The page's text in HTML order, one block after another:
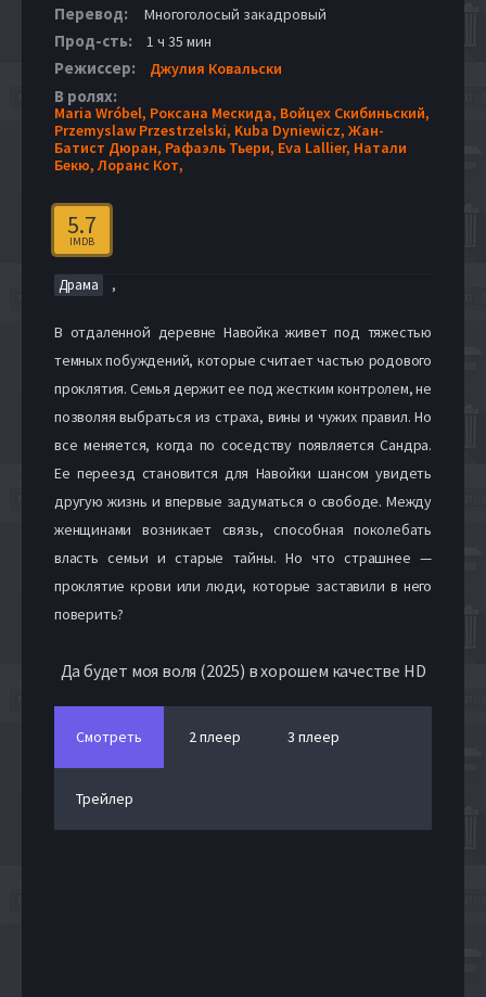
Перевод: Многоголосый закадровый
Прод-сть: 1 ч 35 мин
Режиссер: Джулия Ковальски
В ролях:
Maria Wróbel, Роксана Мескида, Войцех Скибиньский,
Przemyslaw Przestrzelski, Kuba Dyniewicz, Жан-
Батист Дюран, Рафаэль Тьери, Eva Lallier, Натали
Бекю,Лоранс Кот,
5.7
IMDB
Драма ,
В отдаленной деревне Навойка живет под тяжестью
темных побуждений, которые считает частью родового
проклятия. Семья держит ее под жестким контролем, не
позволяя выбраться из страха, вины и чужих правил. Но
все меняется, когда по соседству появляется Сандра.
Ее переезд становится для Навойки шансом увидеть
другую жизнь и впервые задуматься о свободе. Между
женщинами возникает связь, способная поколебать
власть семьи и старые тайны. Но что страшнее —
проклятие крови или люди, которые заставили в него
поверить?
Да будет моя воля (2025) в хорошем качестве HD
Смотреть 2 плеер 3 плеер
Трейлер